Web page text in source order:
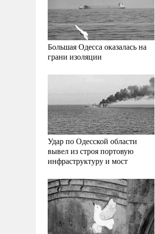
Большая Одесса оказалась на
грани изоляции
Удар по Одесской области
вывел из строя портовую
инфраструктуру и мост